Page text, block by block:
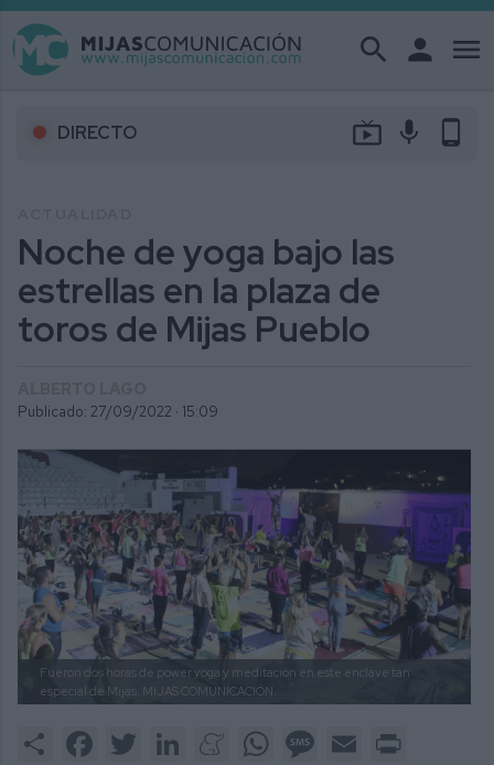
search person menu
DIRECTO live_tv mic phone_android
Noche de yoga bajo las
estrellas en la plaza de
toros de Mijas Pueblo
Publicado: 27/09/2022 · 15:09
Fueron dos horas de power yoga y meditación en este enclave tan
especial de Mijas. MIJAS COMUNICACIÓN.
Share FacebookTwitter LinkedInMeneameWhatsAppMessage
Email